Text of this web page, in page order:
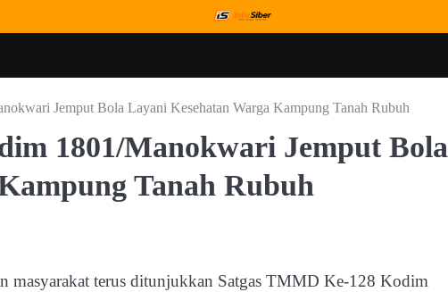
Jemput Bola Layani Kesehatan Warga Kampung Tanah Rubuh
1801/Manokwari Jemput Bola
Tanah Rubuh
masyarakat terus ditunjukkan Satgas TMMD Ke-128 Kodim